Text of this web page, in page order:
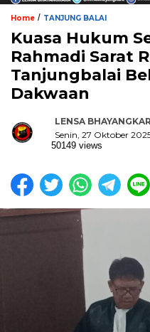
Home / TANJUNG BALAI
Kuasa Hukum
Rahmadi Sarat
Tanjungbalai
Dakwaan
LENSA
Senin, 27 Oktober
50149 views